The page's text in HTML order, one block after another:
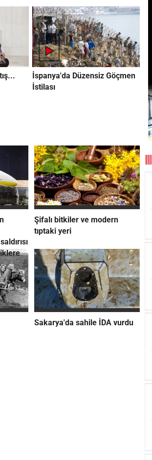
İspanya'da Düzensiz Göçmen
İstilası
Şifalı bitkiler ve modern
tıptaki yeri
Sakarya'da sahile İDA vurdu